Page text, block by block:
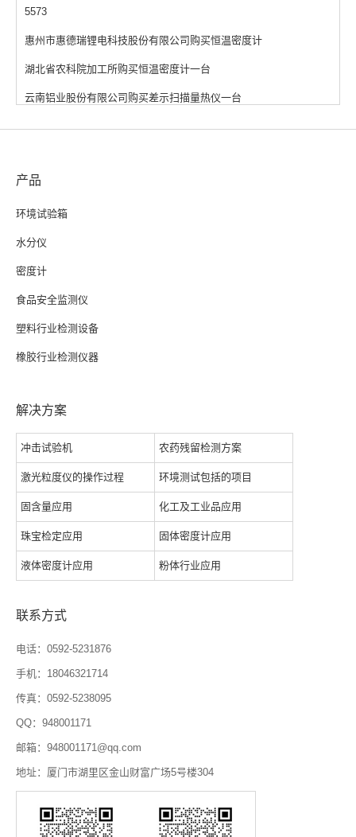
5573
惠州市惠德瑞锂电科技股份有限公司购买恒温密度计
湖北省农科院加工所购买恒温密度计一台
云南铝业股份有限公司购买差示扫描量热仪一台
产品
环境试验箱
水分仪
密度计
食品安全监测仪
塑料行业检测设备
橡胶行业检测仪器
解决方案
冲击试验机 农药残留检测方案
激光粒度仪的操作过程 环境测试包括的项目
固含量应用 化工及工业品应用
珠宝检定应用 固体密度计应用
液体密度计应用 粉体行业应用
联系方式
电话：0592-5231876
手机：18046321714
传真：0592-5238095
QQ：948001171
邮箱：948001171@qq.com
地址：厦门市湖里区金山财富广场5号楼304